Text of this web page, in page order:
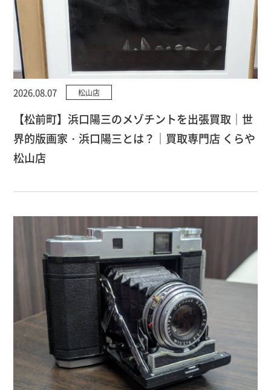
2026.08.07 松山店
【松前町】浜口陽三のメゾチントを出張買取｜世
界的版画家・浜口陽三とは？｜買取専門店 くらや
松山店